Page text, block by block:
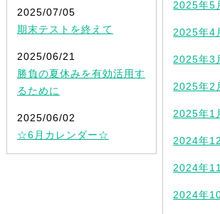
2025/07/05
期末テストを終えて
2025/06/21
勝負の夏休みを有効活用す
るために
2025/06/02
☆6月カレンダー☆
2025年5
2025年4
2025年3
2025年2
2025年1
2024年
2024年
2024年